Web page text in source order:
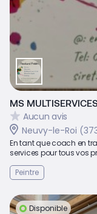
MS
Aucun avis
Neuvy-le-Roi
En tant que coach en
services pour tous vos
Peintre
Disponible